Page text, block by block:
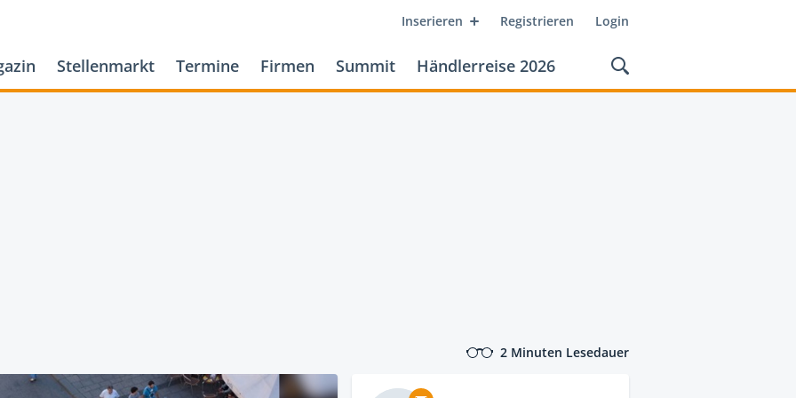
Inserieren Registrieren Login
Stellenmarkt Termine Firmen Summit Händlerreise 2026
2 Minuten Lesedauer